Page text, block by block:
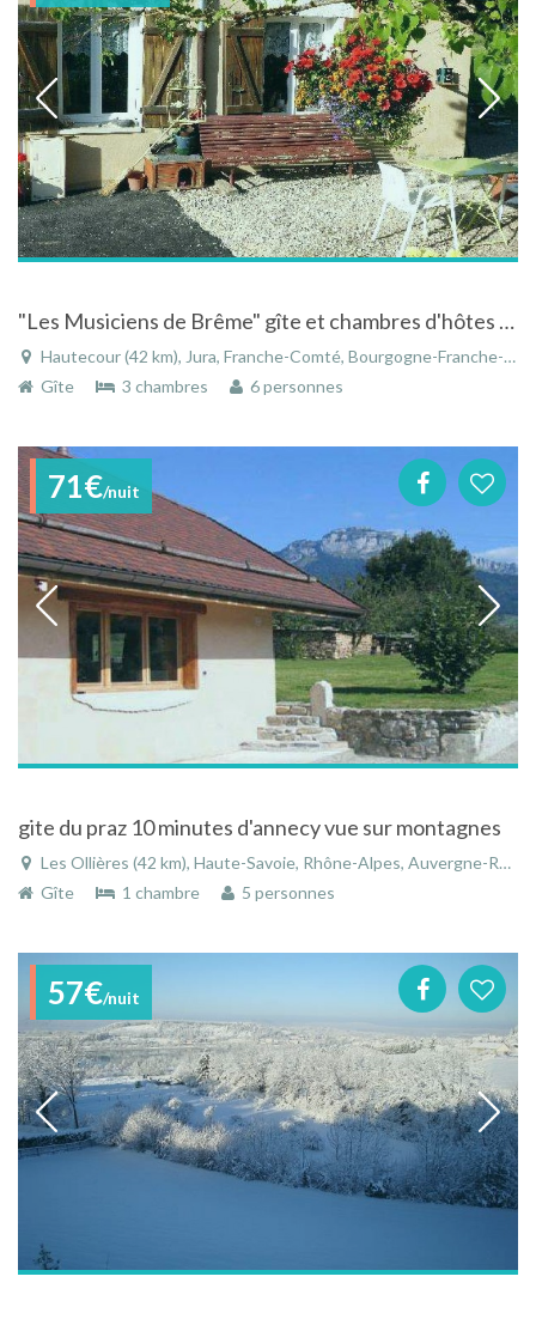
"Les Musiciens de Brême" gîte et chambres d'hôtes dans le Jura
Hautecour (42 km), Jura, Franche-Comté, Bourgogne-Franche-Comté, France
Gîte
3 chambres 6 personnes
71€/nuit
gite du praz 10 minutes d'annecy vue sur montagnes
Les Ollières (42 km), Haute-Savoie, Rhône-Alpes, Auvergne-Rhône-Alpes, France
Gîte
1 chambre 5 personnes
57€/nuit